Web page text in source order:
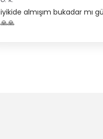
iyikide almışım bukadar mı
🙏🙏